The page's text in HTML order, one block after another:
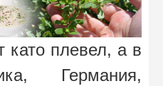
като плевел, а в
Германия,